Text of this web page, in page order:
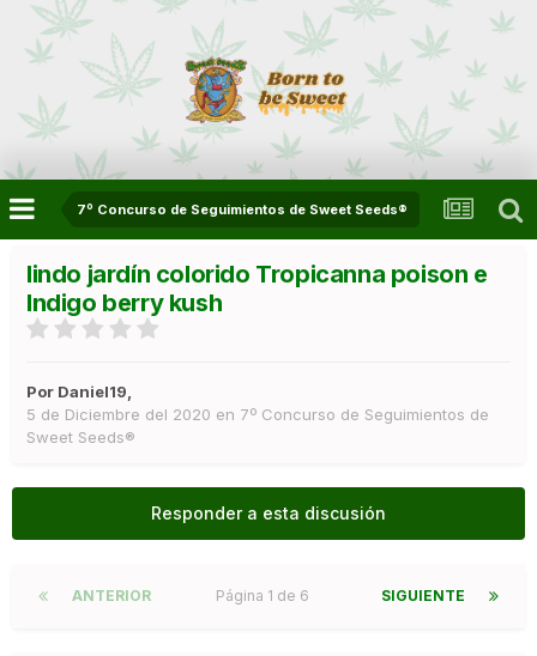
7º Concurso de Seguimientos de Sweet Seeds®
lindo jardín colorido Tropicanna poison e
Indigo berry kush
Por Daniel19,
5 de Diciembre del 2020 en 7º Concurso de Seguimientos de
Sweet Seeds®
Responder a esta discusión
ANTERIOR SIGUIENTE
Página 1 de 6